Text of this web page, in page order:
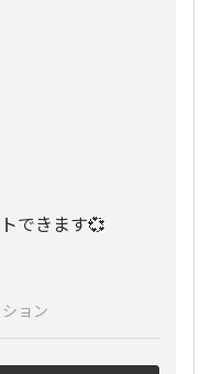
できます💞
ョン